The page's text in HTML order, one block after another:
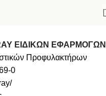
ΕΙΔΙΚΩΝ ΕΦΑΡΜΟΓΩΝ